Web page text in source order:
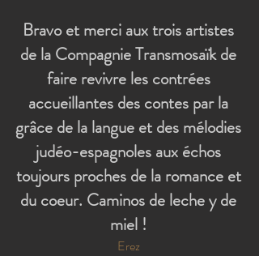
Bravo et merci aux trois artistes
de la Compagnie Transmosaïk de
faire revivre les contrées
accueillantes des contes par la
grâce de la langue et des mélodies
judéo-espagnoles aux échos
toujours proches de la romance et
du coeur. Caminos de leche y de
miel !
Erez